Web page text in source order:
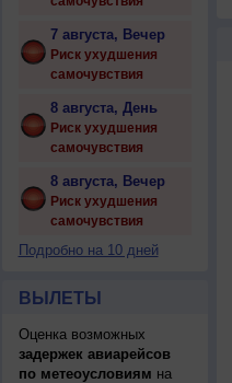
7 августа, Вечер
Риск ухудшения
самочувствия
8 августа, День
Риск ухудшения
самочувствия
8 августа, Вечер
Риск ухудшения
самочувствия
Подробно на 10 дней
ВЫЛЕТЫ
Оценка возможных
задержек авиарейсов
по метеоусловиям на